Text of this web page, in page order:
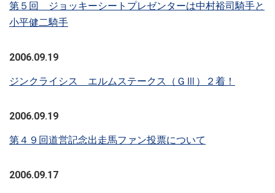
第５回 ジョッキーシートプレゼンターは中村裕司騎手と
小平健二騎手
2006.09.19
ジンクライシス エルムステークス（ＧⅢ）２着！
2006.09.19
第４９回道営記念出走馬ファン投票について
2006.09.17